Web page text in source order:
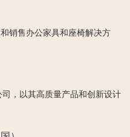
销售办公家具和座椅解决方
，以其高质量产品和创新设计